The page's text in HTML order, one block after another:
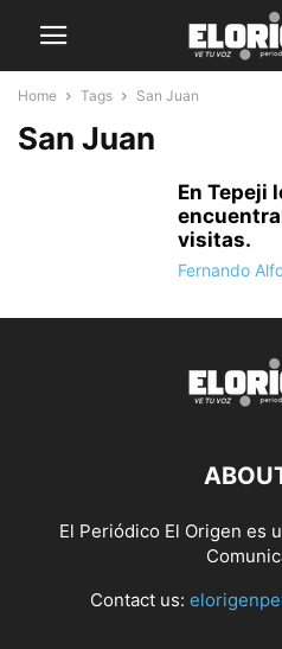
Home Tags San Juan
San Juan
En Tepeji
visitas.
Fernando
El Periódico El Origen es
Contact us: